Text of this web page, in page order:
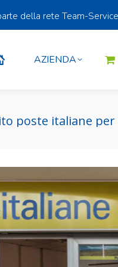
della rete Team-Service
AZIENDA
poste italiane
AZIENDA